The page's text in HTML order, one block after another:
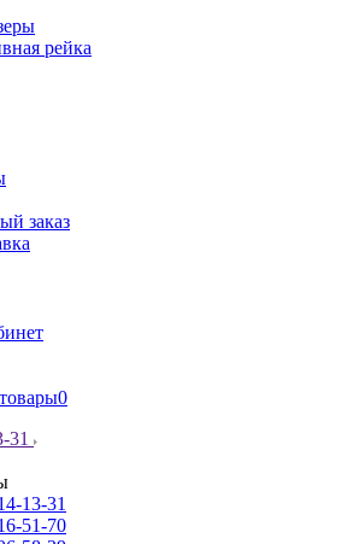
рейка
заказ
0
31
13-31
51-70